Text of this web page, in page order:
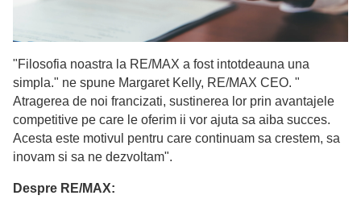
"Filosofia noastra la RE/MAX a fost intotdeauna una
simpla." ne spune Margaret Kelly, RE/MAX CEO. "
Atragerea de noi francizati, sustinerea lor prin avantajele
competitive pe care le oferim ii vor ajuta sa aiba succes.
Acesta este motivul pentru care continuam sa crestem, sa
inovam si sa ne dezvoltam".
Despre RE/MAX: